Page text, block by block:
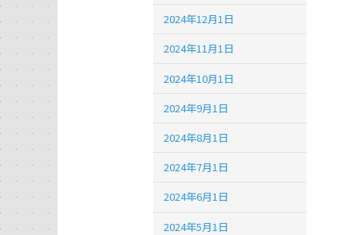
2024年12月1日
2024年11月1日
2024年10月1日
2024年9月1日
2024年8月1日
2024年7月1日
2024年6月1日
2024年5月1日